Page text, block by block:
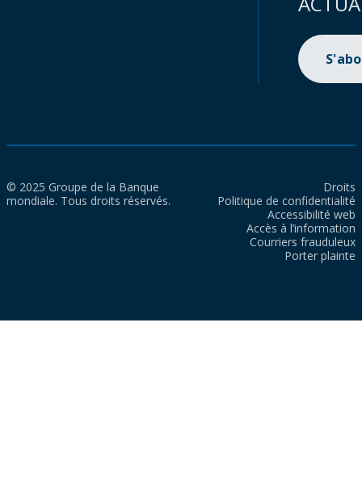
© 2025 Groupe de la Banque
mondiale. Tous droits réservés.
Droits
Politique de confidentialité
Accessibilité web
Accès à l’information
Courriers frauduleux
Porter plainte